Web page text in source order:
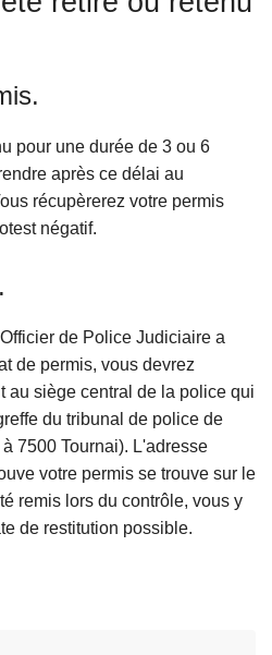
pour une durée de 3 ou 6
après ce délai au
récupèrerez votre permis
négatif.
de Police Judiciaire a
de permis, vous devrez
au siège central de la police qui
du tribunal de police de
7500 Tournai). L'adresse
votre permis se trouve sur le
remis lors du contrôle, vous y
de restitution possible.